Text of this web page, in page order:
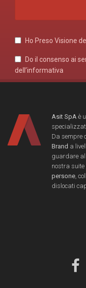
Ho Preso Visione
Do il consenso ai
dell’informativa
Asit SpA è
Da sempre
Brand a
guardare al
nostra suite
persone ,
dislocati